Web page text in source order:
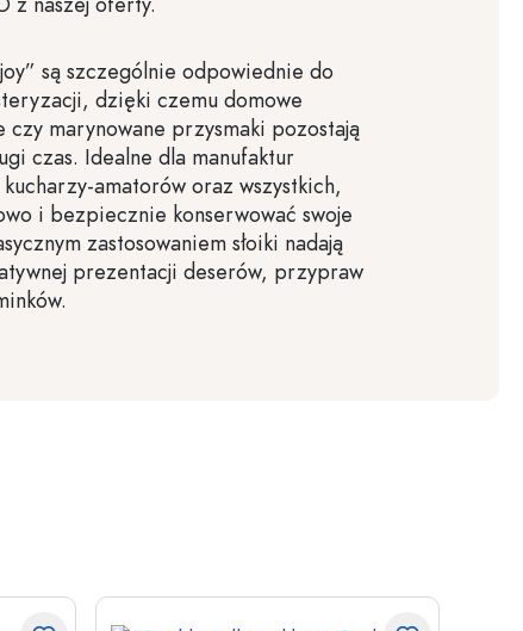
są szczególnie odpowiednie do
dzięki czemu domowe
czy marynowane przysmaki pozostają
czas. Idealne dla manufaktur
amatorów oraz wszystkich,
i bezpiecznie konserwować swoje
zastosowaniem słoiki nadają
prezentacji deserów, przypraw